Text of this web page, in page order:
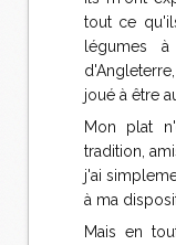
tout ce
légumes
joué à être
Mon plat
tradition,
j'ai
à ma
Mais en